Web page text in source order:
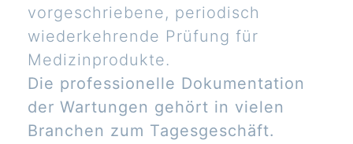
vorgeschriebene, periodisch
wiederkehrende Prüfung für
Medizinprodukte.
Die professionelle Dokumentation
der Wartungen gehört in vielen
Branchen zum Tagesgeschäft.